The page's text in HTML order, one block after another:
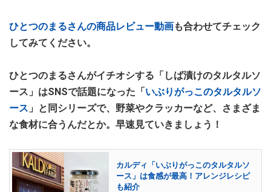
ひとつのまるさんの商品レビュー動画も合わせてチェック
してみてください。
ひとつのまるさんがイチオシする「しば漬けのタルタルソ
ース」はSNSで話題になった「いぶりがっこのタルタルソ
ース 」と同シリーズで、野菜やクラッカーなど、さまざま
な食材に合うんだとか。早速見ていきましょう！
カルディ「いぶりがっこのタルタルソ
ース」は食感が最高！アレンジレシピ
も紹介